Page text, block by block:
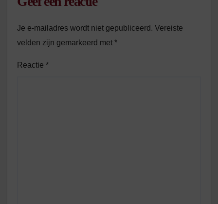
Je e-mailadres wordt niet gepubliceerd. Vereiste
velden zijn gemarkeerd met *
Reactie *